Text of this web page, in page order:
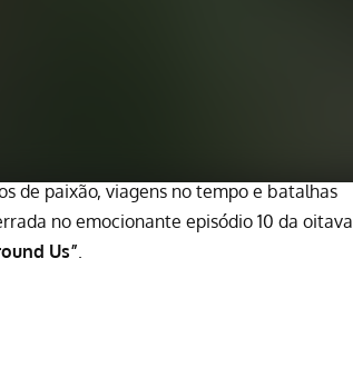
de paixão, viagens no tempo e batalhas
no emocionante episódio 10 da oitava
Us”.